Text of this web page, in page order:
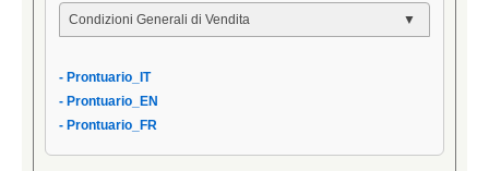
Condizioni Generali di Vendita
- Condizioni di Vendita AIPPEG
- Prontuario_IT
- Prontuario_IT
- Prontuario_EN
- Prontuario_FR